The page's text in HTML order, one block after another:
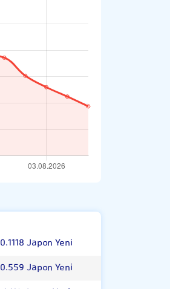
0.1118 Japon Yeni
0.559 Japon Yeni